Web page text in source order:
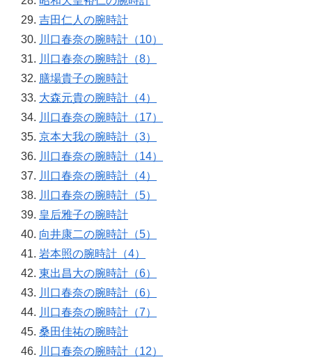
吉田仁人の腕時計
川口春奈の腕時計（10）
川口春奈の腕時計（8）
膳場貴子の腕時計
大森元貴の腕時計（4）
川口春奈の腕時計（17）
京本大我の腕時計（3）
川口春奈の腕時計（14）
川口春奈の腕時計（4）
川口春奈の腕時計（5）
皇后雅子の腕時計
向井康二の腕時計（5）
岩本照の腕時計（4）
東出昌大の腕時計（6）
川口春奈の腕時計（6）
川口春奈の腕時計（7）
桑田佳祐の腕時計
川口春奈の腕時計（12）